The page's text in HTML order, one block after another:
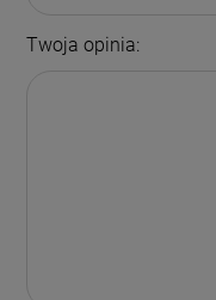
Twoja opinia: